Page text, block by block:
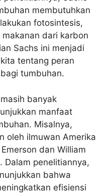
membutuhkan
fotosintesis,
dari karbon
Sachs ini menjadi
tentang peran
tumbuhan.
banyak
manfaat
Misalnya,
oleh ilmuwan Amerika
dan William
Dalam penelitiannya,
bahwa
efisiensi